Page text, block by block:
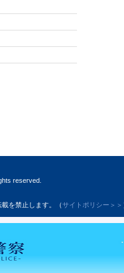
reserved.
を禁止します。（サイトポリシー＞＞